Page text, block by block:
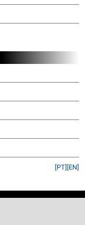
[EN]
[PT]